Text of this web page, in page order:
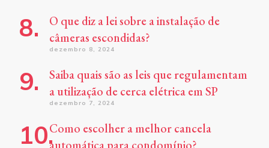
O que diz a lei sobre a instalação de
câmeras escondidas?
dezembro 8, 2024
Saiba quais são as leis que regulamentam
a utilização de cerca elétrica em SP
dezembro 7, 2024
Como escolher a melhor cancela